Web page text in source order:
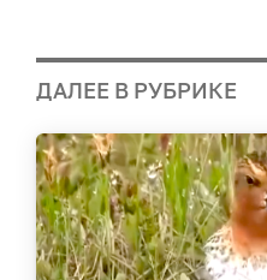
ДАЛЕЕ В РУБРИКЕ